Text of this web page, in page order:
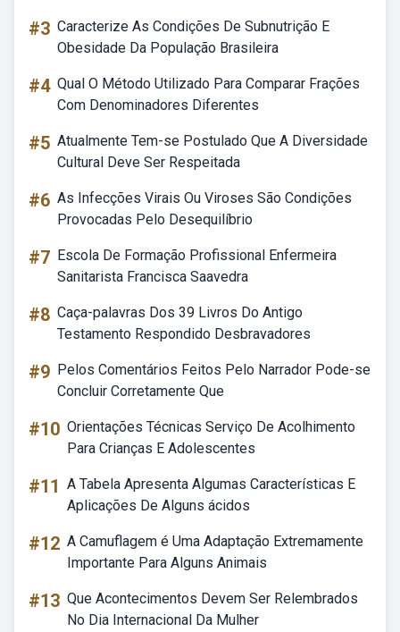
#3 Caracterize As Condições De Subnutrição E
Obesidade Da População Brasileira
#4 Qual O Método Utilizado Para Comparar Frações
Com Denominadores Diferentes
#5 Atualmente Tem-se Postulado Que A Diversidade
Cultural Deve Ser Respeitada
#6 As Infecções Virais Ou Viroses São Condições
Provocadas Pelo Desequilíbrio
#7 Escola De Formação Profissional Enfermeira
Sanitarista Francisca Saavedra
#8 Caça-palavras Dos 39 Livros Do Antigo
Testamento Respondido Desbravadores
#9 Pelos Comentários Feitos Pelo Narrador Pode-se
Concluir Corretamente Que
#10 Orientações Técnicas Serviço De Acolhimento
Para Crianças E Adolescentes
#11 A Tabela Apresenta Algumas Características E
Aplicações De Alguns ácidos
#12 A Camuflagem é Uma Adaptação Extremamente
Importante Para Alguns Animais
#13 Que Acontecimentos Devem Ser Relembrados
No Dia Internacional Da Mulher